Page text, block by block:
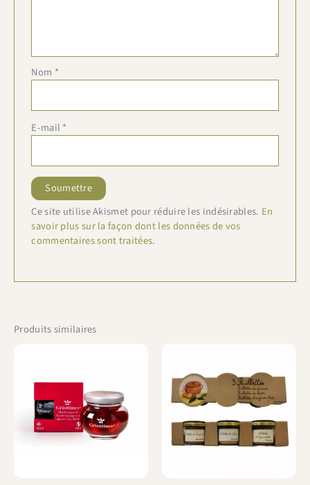
Nom *
E-mail *
Ce site utilise Akismet pour réduire les indésirables. En
savoir plus sur la façon dont les données de vos
commentaires sont traitées.
Produits similaires